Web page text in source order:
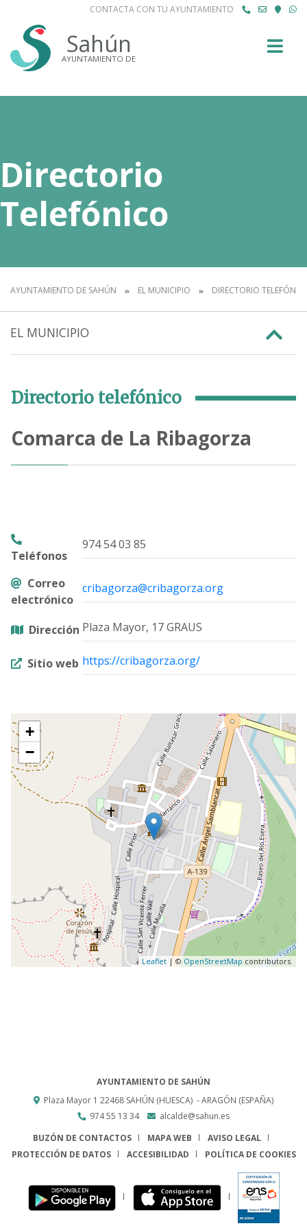
CONTACTA CON TU AYUNTAMIENTO
Sahún
AYUNTAMIENTO DE
Directorio
Telefónico
AYUNTAMIENTO DE SAHÚN EL MUNICIPIO DIRECTORIO
EL MUNICIPIO
Directorio telefónico
Comarca de La Ribagorza
Teléfonos
974 54 03 85
Correo
electrónico
cribagorza@cribagorza.org
Dirección Plaza Mayor, 17 GRAUS
Sitio web https://cribagorza.org/
+
−
Leaflet | © OpenStreetMap contributors.
AYUNTAMIENTO DE SAHÚN
Plaza Mayor 1 22468 SAHÚN (HUESCA) - ARAGÓN (ESPAÑA)
974 55 13 34
alcalde@sahun.es
BUZÓN DE CONTACTOS
MAPA WEB
AVISO LEGAL
PROTECCIÓN DE DATOS
ACCESIBILIDAD POLÍTICA DE COOKIES